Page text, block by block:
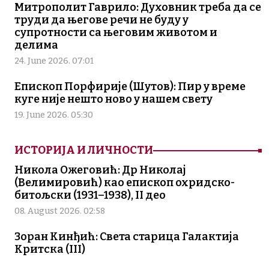
Митрополит Гаврило: Духовник треба да се
труди да његове речи не буду у
супротности са његовим животом и
делима
24. June 2026. 07:01
Епископ Порфирије (Шутов): Пир у време
куге није нешто ново у нашем свету
19. June 2026. 05:30
ИСТОРИЈА И ЛИЧНОСТИ
Никола Ожеговић: Др Николај
(Велимировић) као епископ охридско-
битољски (1931–1938), II део
08. August 2026. 02:58
Зоран Кинђић: Света старица Галактија
Критска (III)